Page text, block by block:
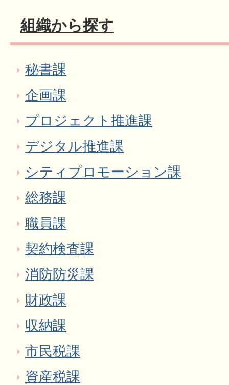
組織から探す
秘書課
企画課
プロジェクト推進課
デジタル推進課
シティプロモーション課
総務課
職員課
契約検査課
消防防災課
財政課
収納課
市民税課
資産税課